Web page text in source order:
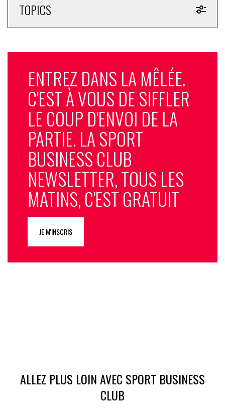
TOPICS
ENTREZ DANS LA MÊLÉE.
C'EST À VOUS DE SIFFLER
LE COUP D'ENVOI DE LA
PARTIE. LA SPORT
BUSINESS CLUB
NEWSLETTER, TOUS LES
MATINS, C'EST GRATUIT
JE M'INSCRIS
ALLEZ PLUS LOIN AVEC SPORT BUSINESS
CLUB